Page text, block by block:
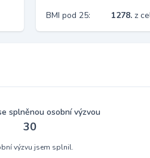
BMI pod 25:
1278. z
splněnou osobní výzvou
30
výzvu jsem splnil.